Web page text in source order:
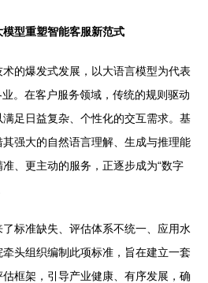
型重塑智能客服新范式
的爆发式发展，以大语言模型为代表
。在客户服务领域，传统的规则驱动
足日益复杂、个性化的交互需求。基
强大的自然语言理解、生成与推理能
、更主动的服务，正逐步成为“数字
标准缺失、评估体系不统一、应用水
头组织编制此项标准，旨在建立一套
框架，引导产业健康、有序发展，确